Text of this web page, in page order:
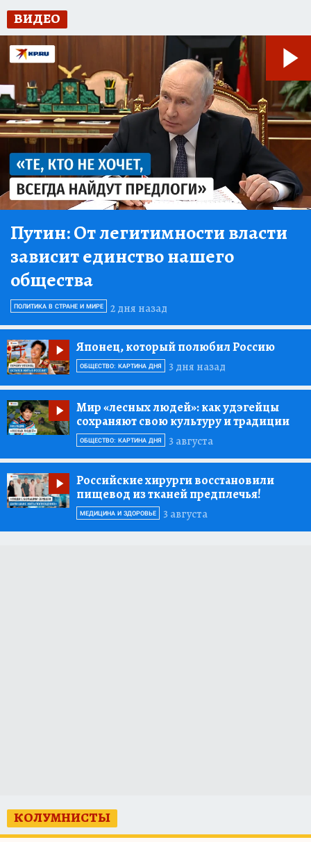
ВИДЕО
Путин:От легитимности власти
зависит единство нашего
общества
2 дня назад
ПОЛИТИКА В СТРАНЕ И МИРЕ
Японец, который полюбил Россию
3 дня назад
ОБЩЕСТВО: КАРТИНА ДНЯ
Мир «лесных людей»:как удэгейцы
сохраняют свою культуру и традиции
3 августа
ОБЩЕСТВО: КАРТИНА ДНЯ
Российские хирурги восстановили
пищевод из тканей предплечья!
3 августа
МЕДИЦИНА И ЗДОРОВЬЕ
КОЛУМНИСТЫ